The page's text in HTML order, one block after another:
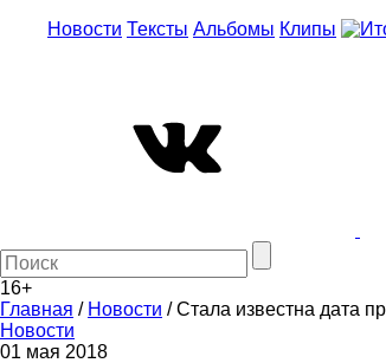
Новости Тексты Альбомы Клипы
16+
Главная / Новости /Стала известна дата
Новости
01 мая 2018